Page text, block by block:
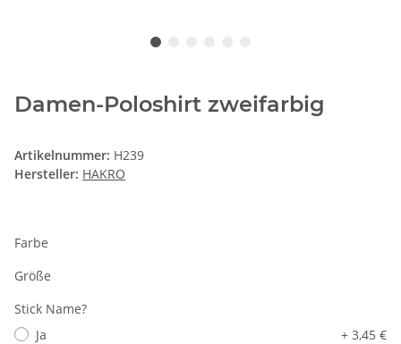
Damen-Poloshirt zweifarbig
Artikelnummer: H239
Hersteller: HAKRO
Farbe
Größe
Stick Name?
Ja
+ 3,45 €